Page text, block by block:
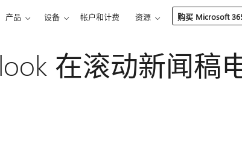
产品 设备 帐户和计费 资源 购买 Microsoft
在滚动新闻稿